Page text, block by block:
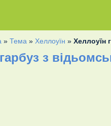
»Тема » Хеллоуїн »Хеллоуїн
з